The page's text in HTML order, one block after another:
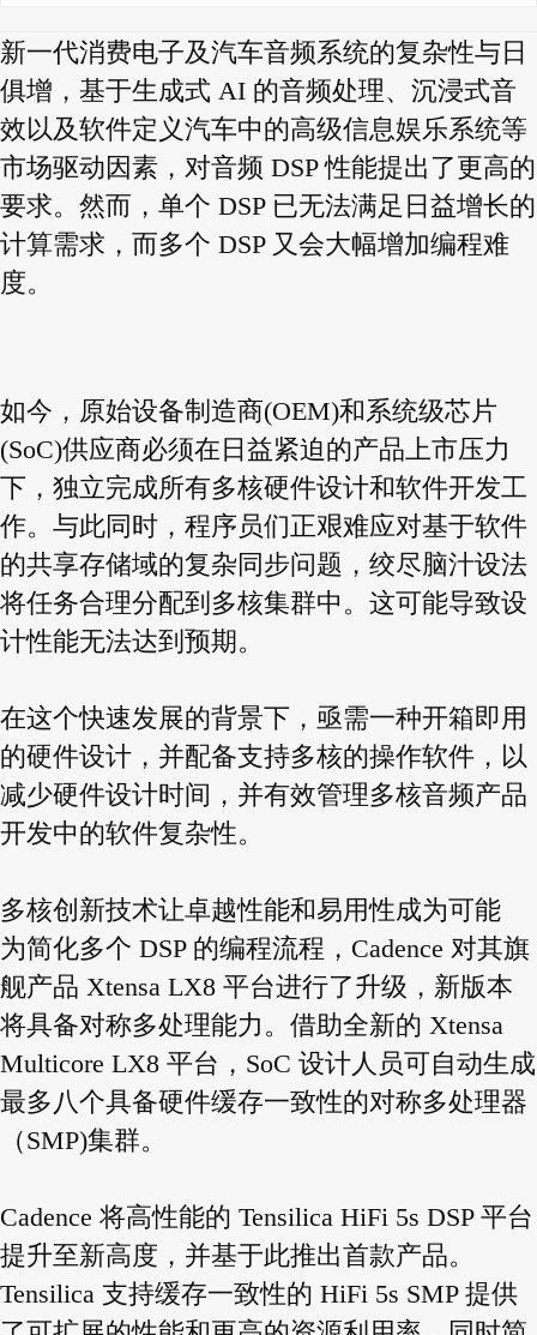
新一代消费电子及汽车音频系统的复杂性与日
俱增，基于生成式 AI 的音频处理、沉浸式音
效以及软件定义汽车中的高级信息娱乐系统等
市场驱动因素，对音频 DSP 性能提出了更高的
要求。然而，单个 DSP 已无法满足日益增长的
计算需求，而多个 DSP 又会大幅增加编程难
度。
如今，原始设备制造商(OEM)和系统级芯片
(SoC)供应商必须在日益紧迫的产品上市压力
下，独立完成所有多核硬件设计和软件开发工
作。与此同时，程序员们正艰难应对基于软件
的共享存储域的复杂同步问题，绞尽脑汁设法
将任务合理分配到多核集群中。这可能导致设
计性能无法达到预期。
在这个快速发展的背景下，亟需一种开箱即用
的硬件设计，并配备支持多核的操作软件，以
减少硬件设计时间，并有效管理多核音频产品
开发中的软件复杂性。
多核创新技术让卓越性能和易用性成为可能
为简化多个 DSP 的编程流程，Cadence 对其旗
舰产品 Xtensa LX8 平台进行了升级，新版本
将具备对称多处理能力。借助全新的 Xtensa
Multicore LX8 平台，SoC 设计人员可自动生成
最多八个具备硬件缓存一致性的对称多处理器
（SMP)集群。
Cadence 将高性能的 Tensilica HiFi 5s DSP 平台
提升至新高度，并基于此推出首款产品。
Tensilica 支持缓存一致性的 HiFi 5s SMP 提供